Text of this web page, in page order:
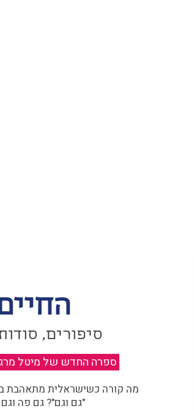
סיפורים,
ספרה החדש של מיטל
מה קורה כשישראלית מתאהבת
"גם וגם"? גם פה